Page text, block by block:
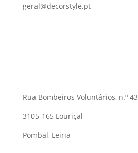
geral@decorstyle.pt
Rua Bombeiros Voluntários, n.º 43
3105-165 Louriçal
Pombal, Leiria